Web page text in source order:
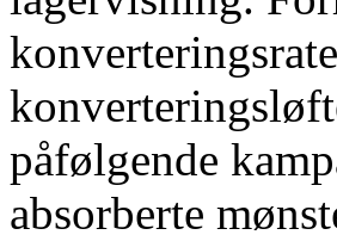
påfølgende
absorberte